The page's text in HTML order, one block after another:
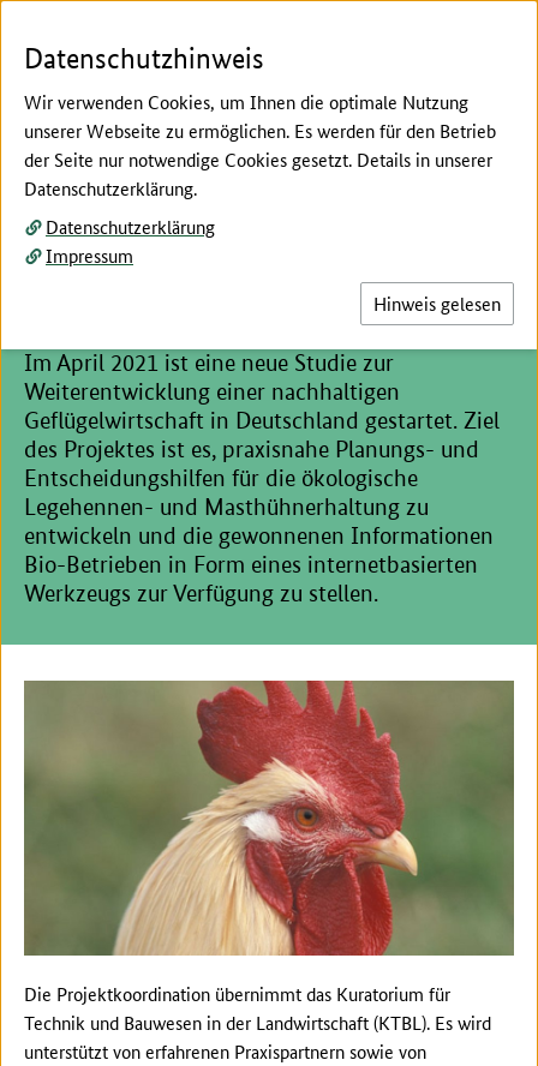
Hier beginnt der Hauptinhalt dieser Seite
Wirtschaftlichkeit von
Zweinutzungshühnern und
Im April 2021 ist eine neue Studie zur
Weiterentwicklung einer nachhaltigen
Geflügelwirtschaft in Deutschland gestartet. Ziel
des Projektes ist es, praxisnahe Planungs- und
Entscheidungshilfen für die ökologische
Legehennen- und Masthühnerhaltung zu
entwickeln und die gewonnenen Informationen
Bio-Betrieben in Form eines internetbasierten
Werkzeugs zur Verfügung zu stellen.
Die Projektkoordination übernimmt das Kuratorium für
Technik und Bauwesen in der Landwirtschaft (KTBL). Es wird
unterstützt von erfahrenen Praxispartnern sowie von
Datenschutzhinweis
Wir verwenden Cookies, um Ihnen die optimale Nutzung
unserer Webseite zu ermöglichen. Es werden für den Betrieb
der Seite nur notwendige Cookies gesetzt. Details in unserer
Datenschutzerklärung.
Datenschutzerklärung
Impressum
Hinweis gelesen